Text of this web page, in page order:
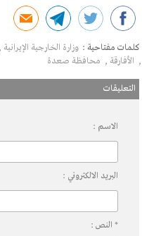
كلمات مفتاحية : وزارة الخارجية الإيرانية
الأفارقة
محافظة صعدة
التعليقات
الاسم :
البريد الالكتروني :
* النص :